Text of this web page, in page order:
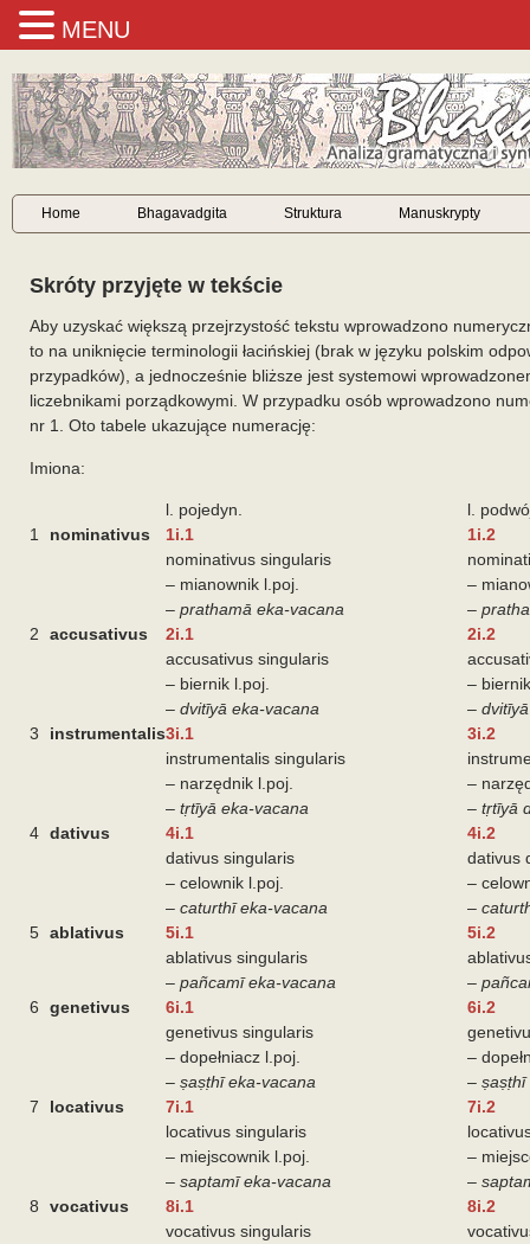
Home Bhagavadgita Struktura Manuskrypty
Skróty przyjęte w tekście
Aby uzyskać większą przejrzystość tekstu wprowadzono
to na uniknięcie terminologii łacińskiej (brak w języku polskim
przypadków), a jednocześnie bliższe jest systemowi
liczebnikami porządkowymi. W przypadku osób wprowadzono
nr 1. Oto tabele ukazujące numerację:
Imiona:
l. pojedyn.
l.
1
nominativus
1i.1
nominativus singularis
– mianownik l.poj.
– prathamā eka-vacana
1i.2
–
–
2
accusativus
2i.1
accusativus singularis
– biernik l.poj.
– dvitīyā eka-vacana
2i.2
–
–
3
instrumentalis3i.1
instrumentalis singularis
– narzędnik l.poj.
– tṛtīyā eka-vacana
3i.2
–
– tṛtīyā
4 dativus
4i.1
dativus singularis
– celownik l.poj.
– caturthī eka-vacana
4i.2
dativus
–
–
5 ablativus
5i.1
ablativus singularis
– pañcamī eka-vacana
5i.2
–
6
genetivus
6i.1
genetivus singularis
– dopełniacz l.poj.
– ṣaṣṭhī eka-vacana
6i.2
–
– ṣaṣṭhī
7
locativus
7i.1
locativus singularis
– miejscownik l.poj.
– saptamī eka-vacana
7i.2
–
–
8
vocativus
8i.1
vocativus singularis
8i.2
MENU